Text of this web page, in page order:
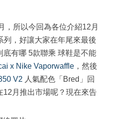
，所以今回為各位介紹12月
列，好讓大家在年尾來最後
有哪 5款聯乘 球鞋是不能
x Nike Vaporwaffle ，然後
V2 人氣配色「Bred」回
12月推出市場呢？現在來告